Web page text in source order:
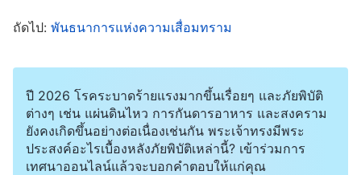
เสนอแนะแล้ว ทันทีที่เขารู้ว่าฉันได้แจ้งให้ผู้นำระดับสูง
เขาอาจตำหนิฉันสำหรับการล่วงเกินที่ร้ายแรงกว่านั้น
เมื่อพี่เจิ้งเห็นว่าฉันลังเลและไม่แน่ใจขนาดไหน เธอก็
เพียงส่ายหัวเบาๆ แล้วเดินจากไป สีหน้าผิดหวัง เสียใจ
และหมดหนทางของพี่เจิ้ง ทำให้ฉันรู้สึกเหมือนถูกมีด
ถัดไป: พันธนาการแห่งความเสื่อมทราม
ปี 2026 โรคระบาดร้ายแรงมากขึ้นเรื่อยๆ และภัยพิบัติ
ต่างๆ เช่น แผ่นดินไหว การกันดารอาหาร และสงคราม
ยังคงเกิดขึ้นอย่างต่อเนื่องเช่นกัน พระเจ้าทรงมีพระ
ประสงค์อะไรเบื้องหลังภัยพิบัติเหล่านี้? เข้าร่วมการ
เทศนาออนไลน์แล้วจะบอกคำตอบให้แก่คุณ